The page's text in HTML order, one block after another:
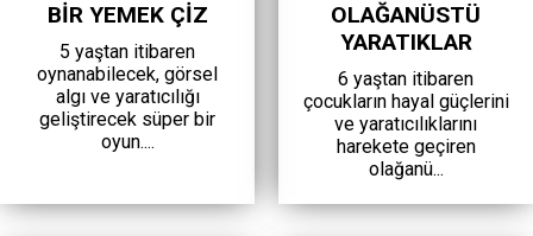
BİR YEMEK ÇİZ
5 yaştan itibaren
oynanabilecek, görsel
algı ve yaratıcılığı
geliştirecek süper bir
oyun....
OLAĞANÜSTÜ
YARATIKLAR
6 yaştan itibaren
çocukların hayal güçlerini
ve yaratıcılıklarını
harekete geçiren
olağanü...